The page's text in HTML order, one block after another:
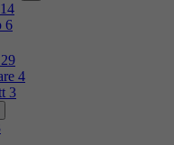
14
6
29
4
3